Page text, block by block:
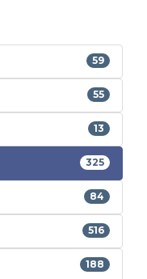
59
55
13
325
84
516
188